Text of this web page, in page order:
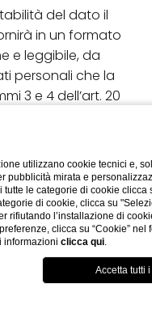
del dato il
in un formato
e leggibile, da
personali che la
3 e 4 dell’art. 20
utilizzano cookie tecnici e,
pubblicità mirata e
le categorie di cookie clicca
di cookie, clicca su
rifiutando l’installazione di
clicca su “Cookie” nel
informazioni clicca qui.